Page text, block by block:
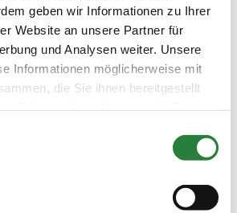
geben wir Informationen zu Ihrer
Website an unsere Partner für
und Analysen weiter. Unsere
Informationen möglicherweise mit
die Sie ihnen bereitgestellt
auf www.fn-erfolgsdaten.de
Disziplin
DPF